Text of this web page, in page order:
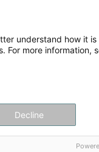
understand how it is
For more information,
Decline